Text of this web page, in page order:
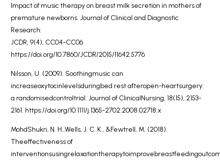
Impact of music therapy on breast milk secretion in mothers of
premature newborns. Journal of Clinical and Diagnostic
Research:
JCDR, 9(4), CC04-CC06.
https://doi.org/10.7860/JCDR/2015/11642.5776
Nilsson, U. (2009). Soothingmusic can
increaseoxytocinlevelsduringbed rest afteropen-heartsurgery:
a randomisedcontroltrial. Journal of ClinicalNursing, 18(15), 2153-
2161. https://doi.org/10.1111/j.1365-2702.2008.02718.x
MohdShukri, N. H.,Wells, J. C. K., &Fewtrell, M. (2018).
Theeffectiveness of